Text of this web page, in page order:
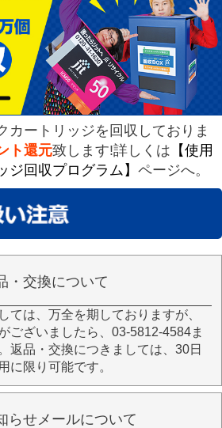
カートリッジを回収しておりま
ト還元致します!詳しくは 【使用
回収プログラム】 ページへ。
・交換について
ては、万全を期しておりますが、
ございましたら、03-5812-4584ま
返品・交換につきましては、30日
に限り可能です。
らせメールについて